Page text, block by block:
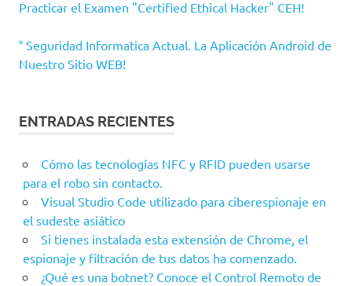
Practicar el Examen "Certified Ethical Hacker" CEH!
° Seguridad Informatica Actual. La Aplicación Android de
Nuestro Sitio WEB!
ENTRADAS RECIENTES
Cómo las tecnologías NFC y RFID pueden usarse
para el robo sin contacto.
Visual Studio Code utilizado para ciberespionaje en
el sudeste asiático
Si tienes instalada esta extensión de Chrome, el
espionaje y filtración de tus datos ha comenzado.
¿Qué es una botnet? Conoce el Control Remoto de